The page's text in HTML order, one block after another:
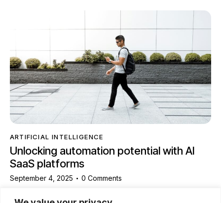
ARTIFICIAL INTELLIGENCE
Unlocking automation potential with AI
SaaS platforms
September 4, 2025 0 Comments